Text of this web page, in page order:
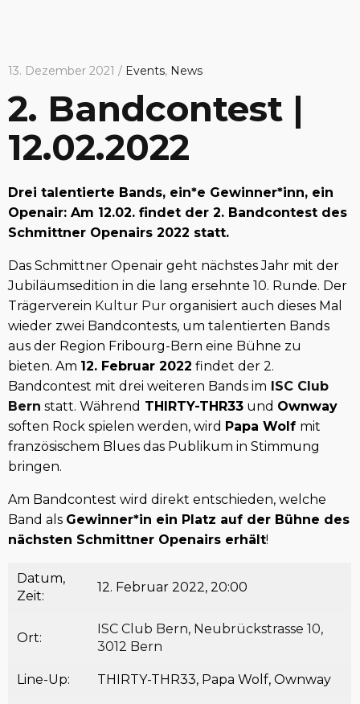
13. Dezember 2021 / Events, News
2. Bandcontest |
12.02.2022
Drei talentierte Bands, ein*e Gewinner*inn, ein
Openair: Am 12.02. findet der 2. Bandcontest des
Schmittner Openairs 2022 statt.
Das Schmittner Openair geht nächstes Jahr mit der
Jubiläumsedition in die lang ersehnte 10. Runde. Der
Trägerverein Kultur Pur organisiert auch dieses Mal
wieder zwei Bandcontests, um talentierten Bands
aus der Region Fribourg-Bern eine Bühne zu
bieten. Am 12. Februar 2022 findet der 2.
Bandcontest mit drei weiteren Bands im
ISC Club
Bern statt. Während THIRTY-THR33 und Ownway
soften Rock spielen werden, wird Papa Wolf mit
französischem Blues das Publikum in Stimmung
bringen.
Am Bandcontest wird direkt entschieden, welche
Band als Gewinner*in ein Platz auf der Bühne des
nächsten Schmittner Openairs erhält!
Datum,
Zeit:
12. Februar 2022, 20:00
Ort:
ISC Club Bern, Neubrückstrasse 10,
3012 Bern
Line-Up: THIRTY-THR33, Papa Wolf, Ownway